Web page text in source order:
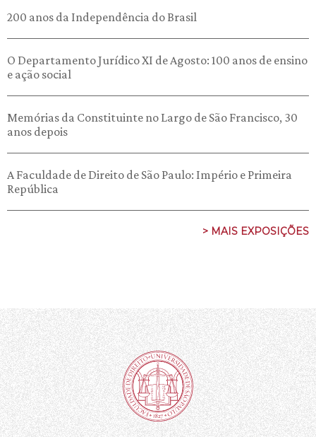
200 anos da Independência do Brasil
O Departamento Jurídico XI de Agosto: 100 anos de ensino
e ação social
Memórias da Constituinte no Largo de São Francisco, 30
anos depois
A Faculdade de Direito de São Paulo: Império e Primeira
República
> MAIS EXPOSIÇÕES